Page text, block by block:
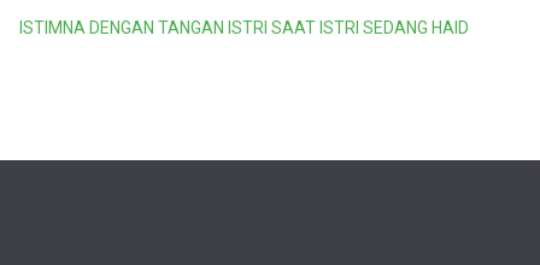
ISTIMNA DENGAN TANGAN ISTRI SAAT ISTRI SEDANG HAID